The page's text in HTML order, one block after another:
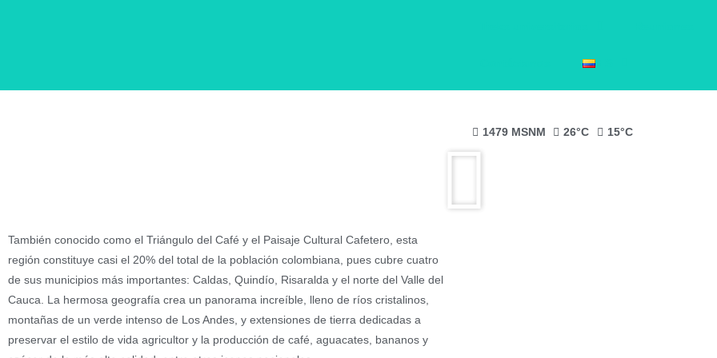
1479 MSNM 26°C 15°C
También conocido como el Triángulo del Café y el Paisaje Cultural Cafetero, esta
región constituye casi el 20% del total de la población colombiana, pues cubre cuatro
de sus municipios más importantes: Caldas, Quindío, Risaralda y el norte del Valle del
Cauca. La hermosa geografía crea un panorama increíble, lleno de ríos cristalinos,
montañas de un verde intenso de Los Andes, y extensiones de tierra dedicadas a
preservar el estilo de vida agricultor y la producción de café, aguacates, bananos y